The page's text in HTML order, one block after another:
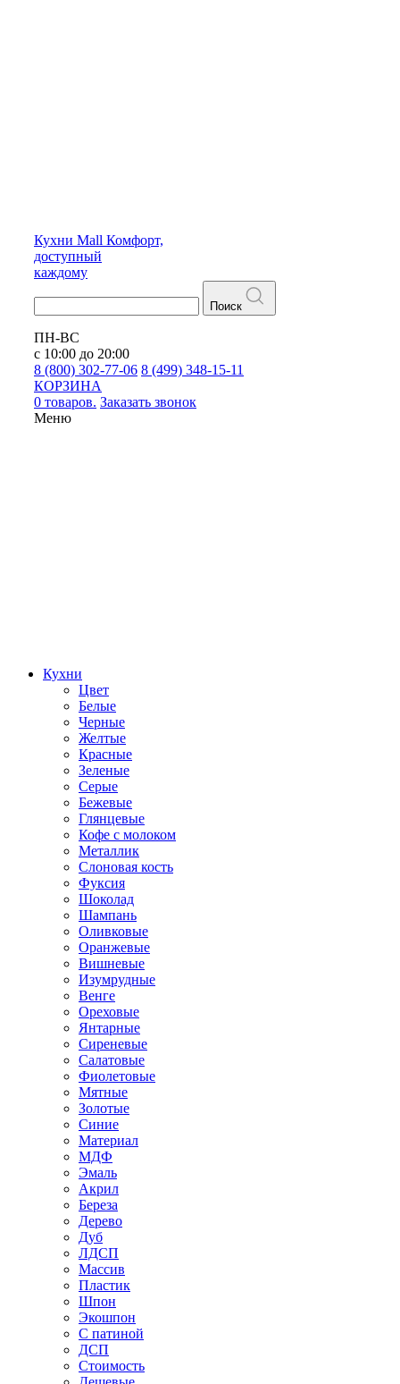
Кухни Mall Комфорт,
доступный
каждому
Поиск
ПН-ВС
с 10:00 до 20:00
8 (800) 302-77-06 8 (499) 348-15-11
КОРЗИНА
0 товаров. Заказать звонок
Меню
Кухни
Цвет
Белые
Черные
Желтые
Красные
Зеленые
Серые
Бежевые
Глянцевые
Кофе с молоком
Металлик
Слоновая кость
Фуксия
Шоколад
Шампань
Оливковые
Оранжевые
Вишневые
Изумрудные
Венге
Ореховые
Янтарные
Сиреневые
Салатовые
Фиолетовые
Мятные
Золотые
Синие
Материал
МДФ
Эмаль
Акрил
Береза
Дерево
Дуб
ЛДСП
Массив
Пластик
Шпон
Экошпон
С патиной
ДСП
Стоимость